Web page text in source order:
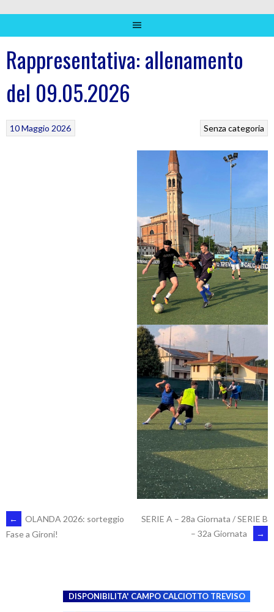
Rappresentativa: allenamento
del 09.05.2026
Senza categoria
10 Maggio 2026
POST
←
OLANDA 2026: sorteggio
Fase a Gironi!
SERIE A – 28a Giornata / SERIE B
– 32a Giornata
→
DISPONIBILITA' CAMPO CALCIOTTO TREVISO